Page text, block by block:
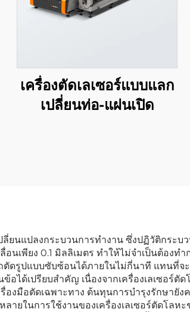
เครื่องตัดเลเซอร์แบบแลก
เปลี่ยนท่อ-แผ่นเปิด
ลี่ยนแปลงกระบวนการทำงาน ซึ่งปฏิวัติกร
เพียง 0.1 มิลลิเมตร ทำให้ไม่จำเป็นต้องท
ตัดรูปแบบซับซ้อนได้ภายในไม่กี่นาที แทนที่
ได้เปรียบสำคัญ เนื่องจากเครื่องเลเซอร์
องมือตัดเฉพาะทาง ต้นทุนการบำรุงรักษายั
ายในการใช้งานของเครื่องเลเซอร์ตัดโล